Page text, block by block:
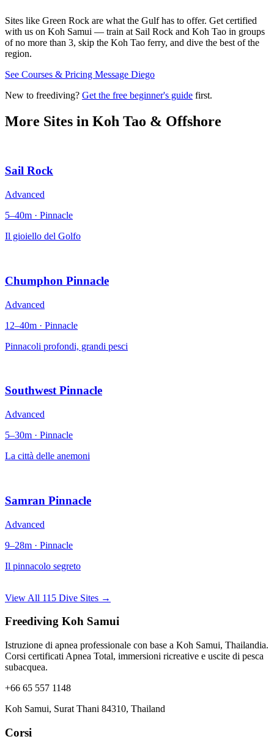
Sites like Green Rock are what the Gulf has to offer. Get certified
with us on Koh Samui — train at Sail Rock and Koh Tao in groups
of no more than 3, skip the Koh Tao ferry, and dive the best of the
region.
See Courses & Pricing Message Diego
New to freediving? Get the free beginner's guide first.
More Sites in Koh Tao & Offshore
Sail Rock
Advanced
5–40m · Pinnacle
Il gioiello del Golfo
Chumphon Pinnacle
Advanced
12–40m · Pinnacle
Pinnacoli profondi, grandi pesci
Southwest Pinnacle
Advanced
5–30m · Pinnacle
La città delle anemoni
Samran Pinnacle
Advanced
9–28m · Pinnacle
Il pinnacolo segreto
View All 115 Dive Sites →
Freediving Koh Samui
Istruzione di apnea professionale con base a Koh Samui, Thailandia.
Corsi certificati Apnea Total, immersioni ricreative e uscite di pesca
subacquea.
+66 65 557 1148
Koh Samui, Surat Thani 84310, Thailand
Corsi